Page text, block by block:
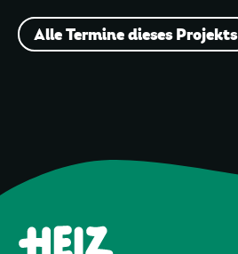
Alle Termine dieses Projekts